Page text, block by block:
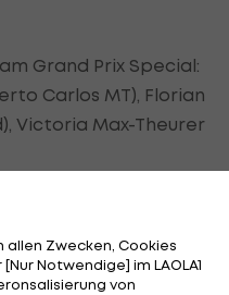
Grand Prix Special:
Carlos MT), Florian
Victoria Max-Theurer
allen Zwecken, Cookies
Notwendige] im LAOLA1
von